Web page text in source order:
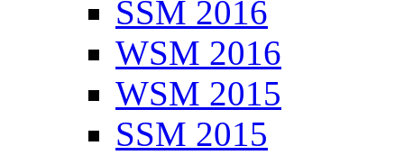
SSM 2016
WSM 2016
WSM 2015
SSM 2015